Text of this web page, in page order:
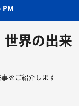
PM
界の出来
をご紹介します